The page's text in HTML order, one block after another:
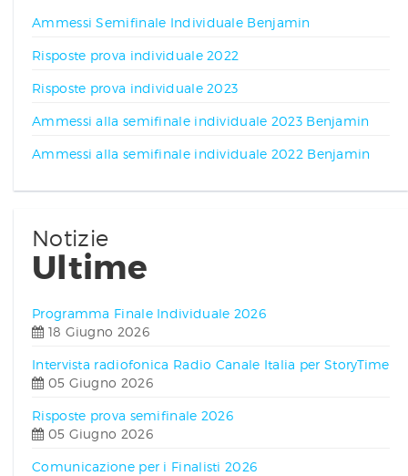
Ammessi Semifinale Individuale Benjamin
Risposte prova individuale 2022
Risposte prova individuale 2023
Ammessi alla semifinale individuale 2023 Benjamin
Ammessi alla semifinale individuale 2022 Benjamin
Notizie
Ultime
Programma Finale Individuale 2026
18 Giugno 2026
Intervista radiofonica Radio Canale Italia per StoryTime
05 Giugno 2026
Risposte prova semifinale 2026
05 Giugno 2026
Comunicazione per i Finalisti 2026